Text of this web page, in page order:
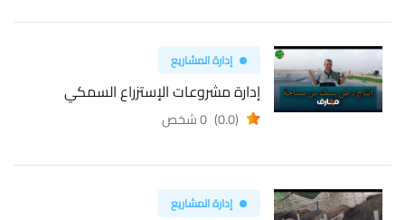
إدارة المشاريع
إدارة مشروعات الإستزراع السمكي
(0.0) 0 شخص
إدارة المشاريع